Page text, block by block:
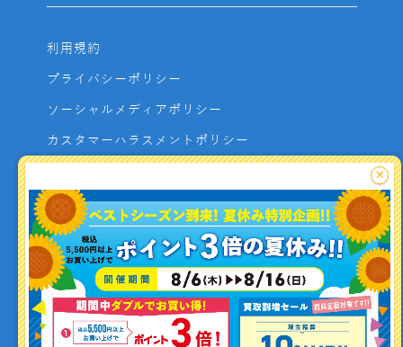
釣り情報を
投稿する
利用規約
プライバシーポリシー
ソーシャルメディアポリシー
カスタマーハラスメントポリシー
よくあるご質問
お問い合わせ
利用者資金の保全方法
×